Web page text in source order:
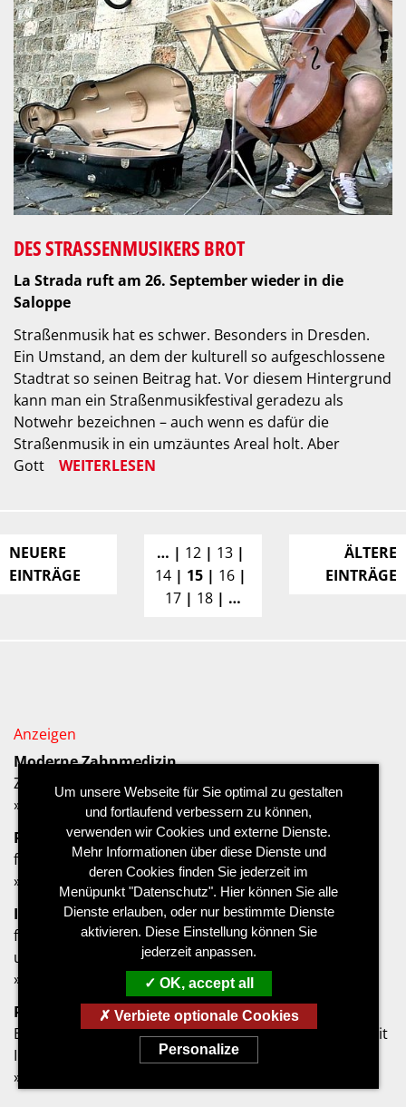
DES STRASSENMUSIKERS BROT
La Strada ruft am 26. September wieder in die
Saloppe
Straßenmusik hat es schwer. Besonders in Dresden.
Ein Umstand, an dem der kulturell so aufgeschlossene
Stadtrat so seinen Beitrag hat. Vor diesem Hintergrund
kann man ein Straßenmusikfestival geradezu als
Notwehr bezeichnen – auch wenn es dafür die
Straßenmusik in ein umzäuntes Areal holt. Aber
Gott
WEITERLESEN
NEUERE
EINTRÄGE
… 12
13
14
15
16
17
18 …
ÄLTERE
EINTRÄGE
Moderne Zahnmedizin
Zahnarzt-Praxis in Würzburg
»
Zahnarzt Würzburg
Praxisklinik
für Ästhetische und Plastische Chirurgie in München
»
Plastischer Chirurg München
Ihr Ansprechpartner
für urologische Fragestellungen bei Männern, Frauen
und Kindern
»
Urologe München
Persönlichkeitsentwicklung
Business Coaching und Persönlichkeitsentwicklung mit
ILP in Dresden
»
Um unsere Webseite für Sie optimal zu gestalten
und fortlaufend verbessern zu können,
verwenden wir Cookies und externe Dienste.
Mehr Informationen über diese Dienste und
deren Cookies finden Sie jederzeit im
Menüpunkt "Datenschutz". Hier können Sie alle
Dienste erlauben, oder nur bestimmte Dienste
aktivieren. Diese Einstellung können Sie
jederzeit anpassen.
OK, accept all
Verbiete optionale Cookies
Personalize